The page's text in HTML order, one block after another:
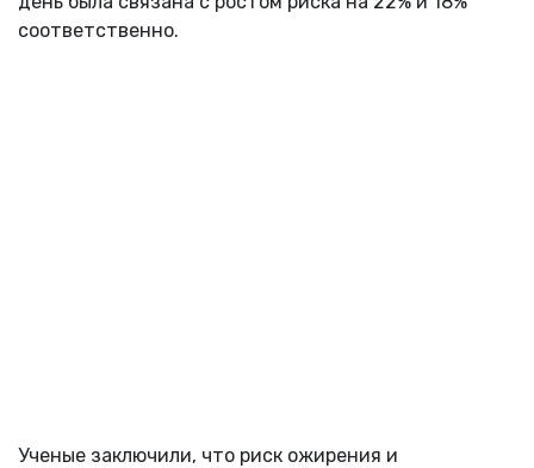
соответственно.
Ученые заключили, что риск ожирения и